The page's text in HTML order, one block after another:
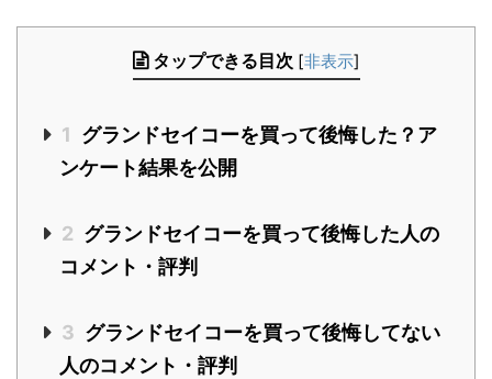
タップできる目次 [非表示]
1 グランドセイコーを買って後悔した？ア
ンケート結果を公開
2 グランドセイコーを買って後悔した人の
コメント・評判
3 グランドセイコーを買って後悔してない
人のコメント・評判